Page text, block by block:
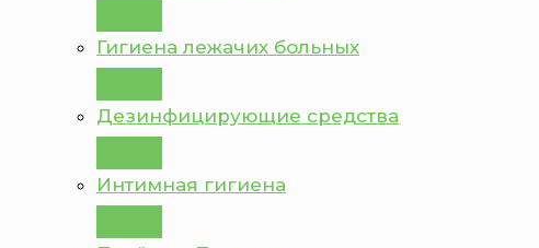
Гигиена лежачих больных
Дезинфицирующие средства
Интимная гигиена